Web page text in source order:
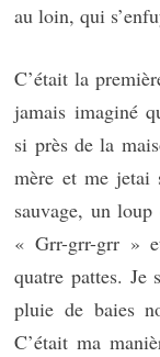
au loin, qui
C’était la
jamais imaginé
si près de la
mère et me jetai
sauvage, un
« Grr-grr-grr »
quatre pattes. Je
pluie de baies
C’était ma